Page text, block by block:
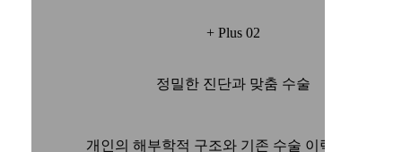
+ Plus 02
정밀한 진단과 맞춤 수술
개인의 해부학적 구조와 기존 수술 이력까지 고